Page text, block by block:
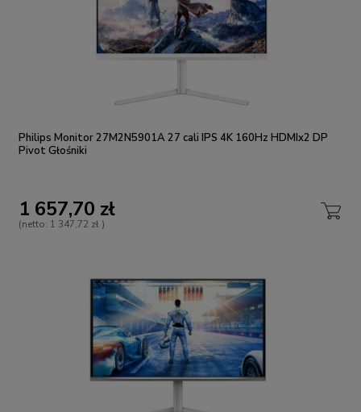
Philips Monitor 27M2N5901A 27 cali IPS 4K 160Hz HDMIx2 DP
Pivot Głośniki
1 657,70 zł
(netto: 1 347,72 zł )